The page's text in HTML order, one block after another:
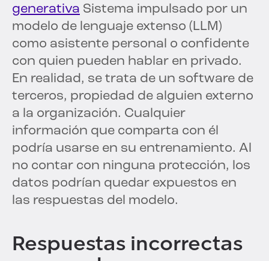
generativa Sistema impulsado por un
modelo de lenguaje extenso (LLM)
como asistente personal o confidente
con quien pueden hablar en privado.
En realidad, se trata de un software de
terceros, propiedad de alguien externo
a la organización. Cualquier
información que comparta con él
podría usarse en su entrenamiento. Al
no contar con ninguna protección, los
datos podrían quedar expuestos en
las respuestas del modelo.
Respuestas incorrectas